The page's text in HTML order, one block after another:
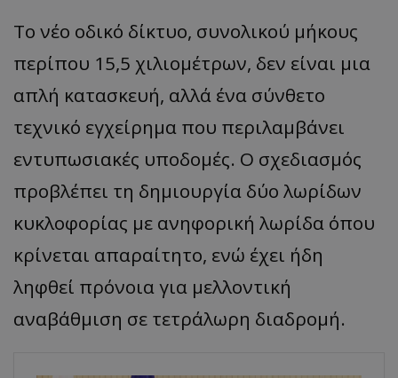
Το νέο οδικό δίκτυο, συνολικού μήκους
περίπου 15,5 χιλιομέτρων, δεν είναι μια
απλή κατασκευή, αλλά ένα σύνθετο
τεχνικό εγχείρημα που περιλαμβάνει
εντυπωσιακές υποδομές. Ο σχεδιασμός
προβλέπει τη δημιουργία δύο λωρίδων
κυκλοφορίας με ανηφορική λωρίδα όπου
κρίνεται απαραίτητο, ενώ έχει ήδη
ληφθεί πρόνοια για μελλοντική
αναβάθμιση σε τετράλωρη διαδρομή.